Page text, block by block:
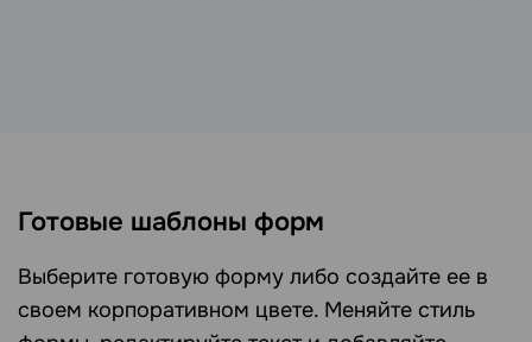
Готовые шаблоны форм
Выберите готовую форму либо создайте ее в
своем корпоративном цвете. Меняйте стиль